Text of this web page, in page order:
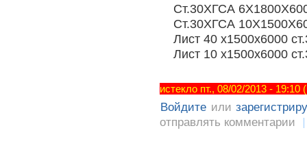
Ст.30ХГСА
Ст.30ХГСА
Лист 40 х1500х6000
Лист 10 х1500х6000
истекло пт., 08/02/2013 -
Войдите или
отправлять комментарии